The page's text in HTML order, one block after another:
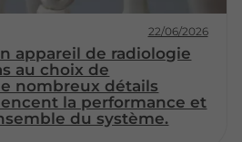
22/06/2026
appareil de radiologie
au choix de
nombreux détails
la performance et
du système.